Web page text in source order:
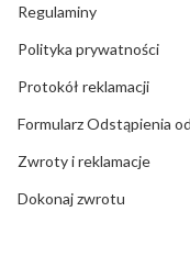
Regulaminy
Polityka prywatności
Protokół reklamacji
Formularz Odstąpienia
Zwroty i reklamacje
Dokonaj zwrotu